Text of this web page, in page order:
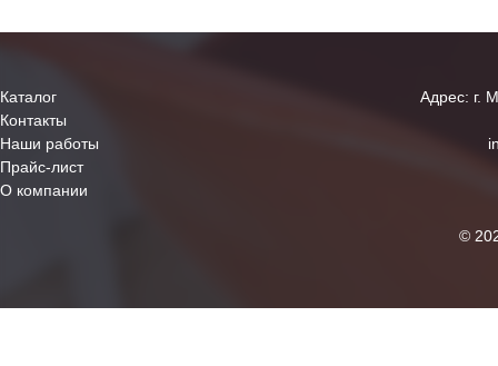
Каталог
Контакты
Наши работы
Прайс-лист
О компании
Адрес: г.
©